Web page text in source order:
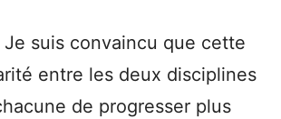
suis convaincu que cette
entre les deux disciplines
de progresser plus